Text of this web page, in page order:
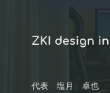
ZKI design
代表　塩月　卓也